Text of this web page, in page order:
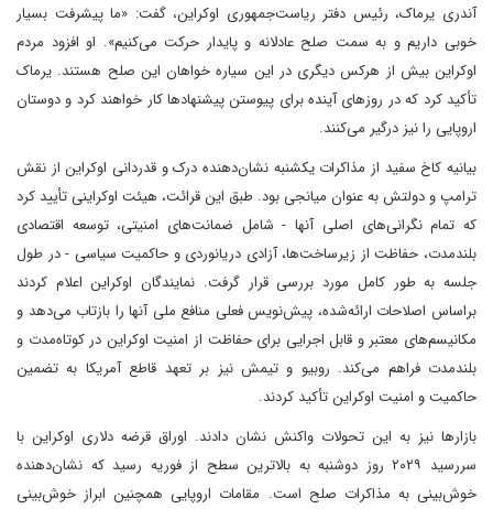
آندری یرماک، رئیس دفتر ریاست‌جمهوری اوکراین، گفت: «ما پیشرفت بسیار
خوبی داریم و به سمت صلح عادلانه و پایدار حرکت می‌کنیم». او افزود مردم
اوکراین بیش از هرکس دیگری در این سیاره خواهان این صلح هستند. یرماک
تأکید کرد که در روزهای آینده برای پیوستن پیشنهادها کار خواهند کرد و دوستان
اروپایی را نیز درگیر می‌کنند.
بیانیه کاخ سفید از مذاکرات یکشنبه نشان‌دهنده درک و قدردانی اوکراین از نقش
ترامپ و دولتش به عنوان میانجی بود. طبق این قرائت، هیئت اوکراینی تأیید کرد
که تمام نگرانی‌های اصلی آنها - شامل ضمانت‌های امنیتی، توسعه اقتصادی
بلندمدت، حفاظت از زیرساخت‌ها، آزادی دریانوردی و حاکمیت سیاسی - در طول
جلسه به طور کامل مورد بررسی قرار گرفت. نمایندگان اوکراین اعلام کردند
براساس اصلاحات ارائه‌شده، پیش‌نویس فعلی منافع ملی آنها را بازتاب می‌دهد و
مکانیسم‌های معتبر و قابل اجرایی برای حفاظت از امنیت اوکراین در کوتاه‌مدت و
بلندمدت فراهم می‌کند. روبیو و تیمش نیز بر تعهد قاطع آمریکا به تضمین
حاکمیت و امنیت اوکراین تأکید کردند.
بازارها نیز به این تحولات واکنش نشان دادند. اوراق قرضه دلاری اوکراین با
سررسید ۲۰۲۹ روز دوشنبه به بالاترین سطح از فوریه رسید که نشان‌دهنده
خوش‌بینی به مذاکرات صلح است. مقامات اروپایی همچنین ابراز خوش‌بینی